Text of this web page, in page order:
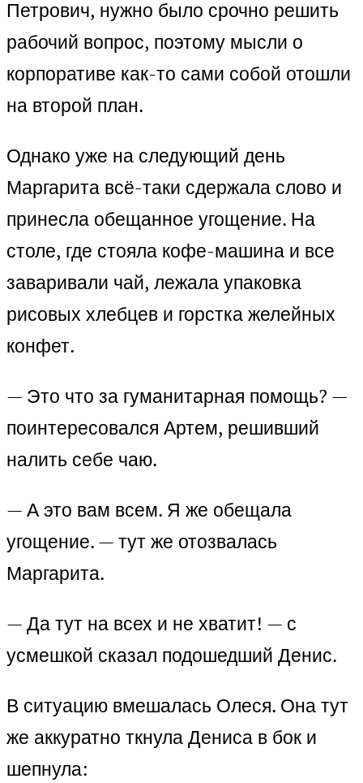
Петрович, нужно было срочно решить
рабочий вопрос, поэтому мысли о
корпоративе как-то сами собой отошли
на второй план.
Однако уже на следующий день
Маргарита всё-таки сдержала слово и
принесла обещанное угощение. На
столе, где стояла кофе-машина и все
заваривали чай, лежала упаковка
рисовых хлебцев и горстка желейных
конфет.
— Это что за гуманитарная помощь? —
поинтересовался Артем, решивший
налить себе чаю.
— А это вам всем. Я же обещала
угощение. — тут же отозвалась
Маргарита.
— Да тут на всех и не хватит! — с
усмешкой сказал подошедший Денис.
В ситуацию вмешалась Олеся. Она тут
же аккуратно ткнула Дениса в бок и
шепнула: